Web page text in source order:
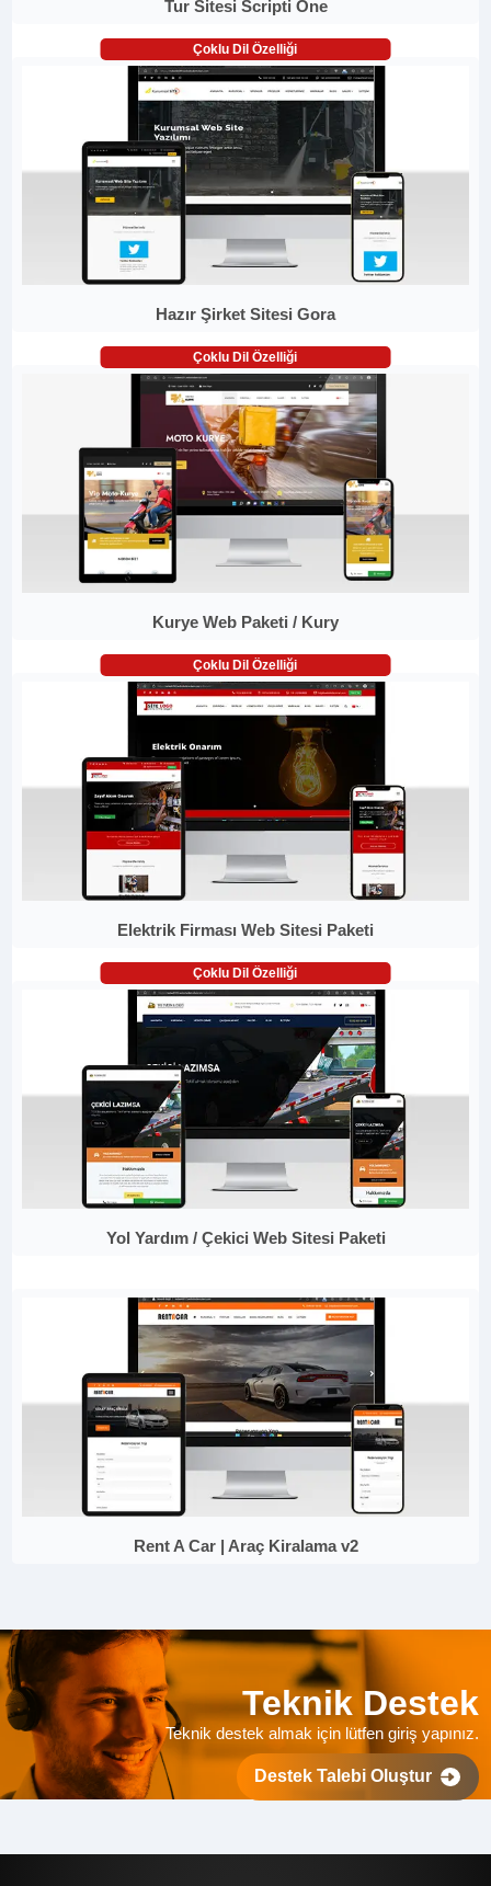
Tur Sitesi Scripti One
Çoklu Dil Özelliği
Hazır Şirket Sitesi Gora
Çoklu Dil Özelliği
Kurye Web Paketi / Kury
Çoklu Dil Özelliği
Elektrik Firması Web Sitesi Paketi
Çoklu Dil Özelliği
Yol Yardım / Çekici Web Sitesi Paketi
Rent A Car | Araç Kiralama v2
Teknik Destek
Teknik destek almak için lütfen giriş yapınız.
Destek Talebi Oluştur